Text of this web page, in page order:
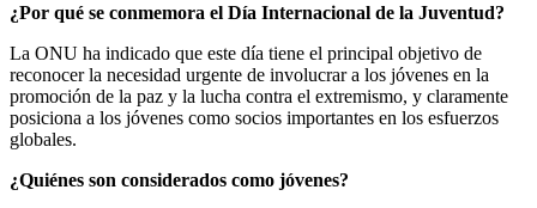
¿Por qué se conmemora el Día Internacional de la Juventud?
La ONU ha indicado que este día tiene el principal objetivo de
reconocer la necesidad urgente de involucrar a los jóvenes en la
promoción de la paz y la lucha contra el extremismo, y claramente
posiciona a los jóvenes como socios importantes en los esfuerzos
globales.
¿Quiénes son considerados como jóvenes?